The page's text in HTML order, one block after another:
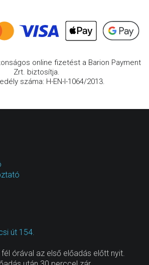
online fizetést a Barion Payment
Zrt. biztosítja.
száma: H-EN-I-1064/2013.
út 154.
órával az első előadás előtt nyit.